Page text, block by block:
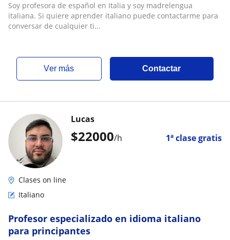
Soy profesora de español en Italia y soy madrelengua
italiana. Si quiere aprender italiano puede contactarme para
conversar de cualquier ti...
ver más Contactar
$22000/h 1ª clase gratis
Lucas
Clases on line
Italiano
Profesor especializado en idioma italiano
para principantes